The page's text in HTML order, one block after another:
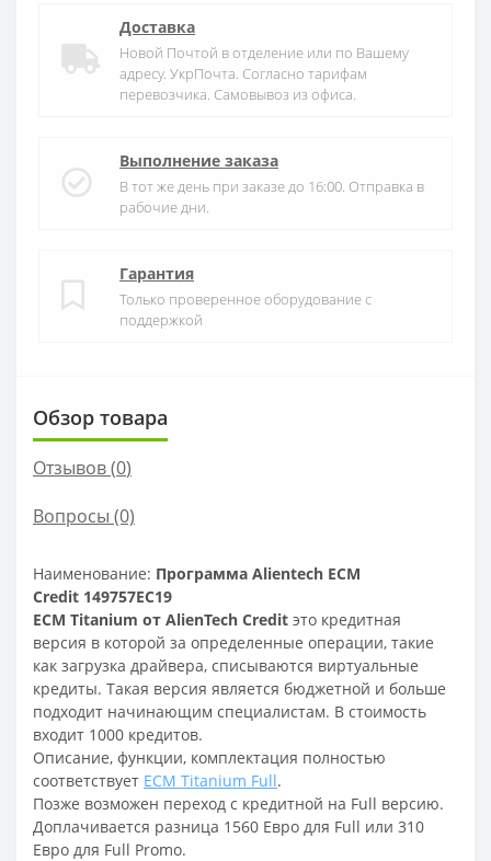
Доставка
Новой Почтой в отделение или по Вашему
адресу. УкрПочта. Согласно тарифам
перевозчика. Самовывоз из офиса.
Выполнение заказа
В тот же день при заказе до 16:00. Отправка в
рабочие дни.
Гарантия
Только проверенное оборудование с
поддержкой
Обзор товара
Отзывов (0)
Вопросы (0)
Наименование: Программа Alientech ECM
Credit 149757EC19
ECM Titanium от AlienTech Credit это кредитная
версия в которой за определенные операции, такие
как загрузка драйвера, списываются виртуальные
кредиты. Такая версия является бюджетной и больше
подходит начинающим специалистам. В стоимость
входит 1000 кредитов.
Описание, функции, комплектация полностью
соответствует ECM Titanium Full.
Позже возможен переход с кредитной на Full версию.
Доплачивается разница 1560 Евро для Full или 310
Евро для Full Promo.